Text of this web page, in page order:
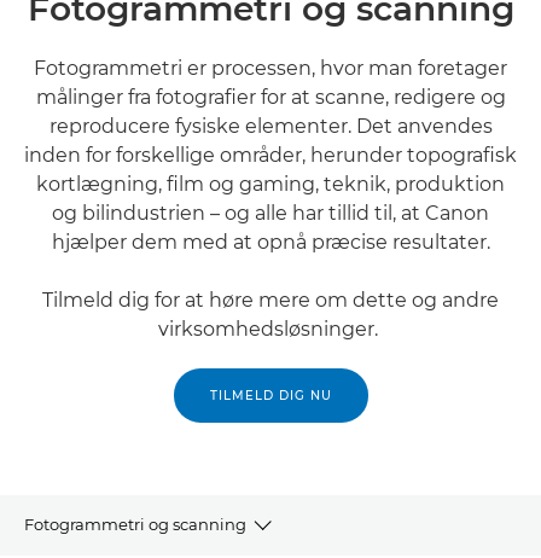
Fotogrammetri og scanning
Fotogrammetri er processen, hvor man foretager
målinger fra fotografier for at scanne, redigere og
reproducere fysiske elementer. Det anvendes
inden for forskellige områder, herunder topografisk
kortlægning, film og gaming, teknik, produktion
og bilindustrien – og alle har tillid til, at Canon
hjælper dem med at opnå præcise resultater.
Tilmeld dig for at høre mere om dette og andre
virksomhedsløsninger.
TILMELD DIG NU
Fotogrammetri og scanning